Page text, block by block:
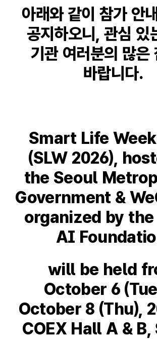
아래와 같이 참가 안
공지하오니, 관심 있
기관 여러분의 많은
바랍니다.
Smart Life
(SLW 2026),
the Seoul
Government &
organized by
AI
will be held
October 6
October 8 (Thu),
COEX Hall A &